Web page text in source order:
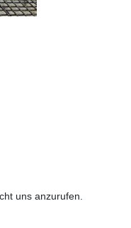
uns anzurufen.